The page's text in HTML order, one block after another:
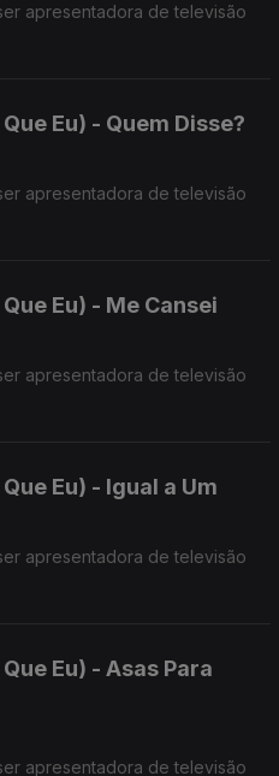
apresentadora de televisão
Eu) - Quem Disse?
apresentadora de televisão
Eu) - Me Cansei
apresentadora de televisão
Eu) - Igual a Um
apresentadora de televisão
Eu) - Asas Para
apresentadora de televisão